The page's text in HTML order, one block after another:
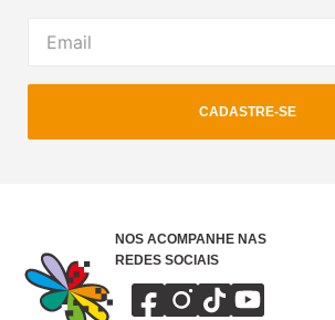
CADASTRE-SE
NOS ACOMPANHE NAS
REDES SOCIAIS